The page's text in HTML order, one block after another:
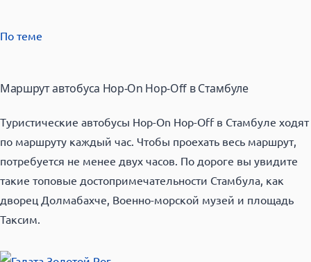
По теме
Маршрут автобуса Hop-On Hop-Off в Стамбуле
Туристические автобусы Hop-On Hop-Off в Стамбуле ходят
по маршруту каждый час. Чтобы проехать весь маршрут,
потребуется не менее двух часов. По дороге вы увидите
такие топовые достопримечательности Стамбула, как
дворец Долмабахче, Военно-морской музей и площадь
Таксим.